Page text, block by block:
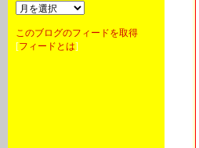
このブログのフィードを取得
[フィードとは]